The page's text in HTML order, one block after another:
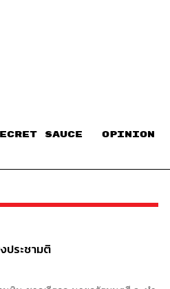
SAUCE​ OPINION
ประชามติ